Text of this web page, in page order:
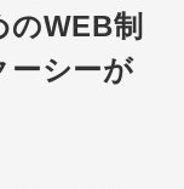
WEB制
ーシーが